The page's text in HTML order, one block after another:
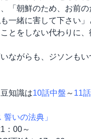
「朝鮮のため、お前
一緒に害して下さい
とをしない代わりに、
ながらも、ジソンも
知識は10話中盤 ～ 11
いの法典」
：00～